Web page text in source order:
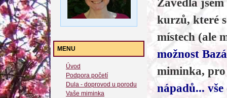
MENU
Úvod
Podpora početí
Dula - doprovod u porodu
Vaše miminka
Zavedla
kurzů, které
místech (ale
možnost
miminka,
nápadů...